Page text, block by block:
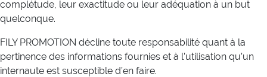
complétude, leur exactitude ou leur adéquation à un but
quelconque.
FILY PROMOTION décline toute responsabilité quant à la
pertinence des informations fournies et à l’utilisation qu’un
internaute est susceptible d’en faire.